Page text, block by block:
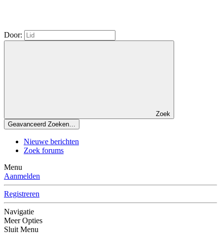
Door:
Zoek
Geavanceerd Zoeken…
Nieuwe berichten
Zoek forums
Menu
Aanmelden
Registreren
Navigatie
Meer Opties
Sluit Menu